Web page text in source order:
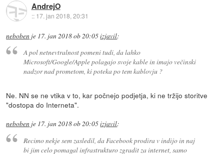
AndrejO
:: 17. jan 2018, 20:31
neboben je 17. jan 2018 ob 20:05izjavil:
A pol netnevtralnost pomeni tudi, da lahko
Microsoft/Google/Apple polagajo svoje kable in imajo večinski
nadzor nad prometom, ki poteka po tem kablovju ?
Ne. NN se ne vtika v to, kar počnejo podjetja, ki ne tržijo storitve
"dostopa do Interneta".
neboben je 17. jan 2018 ob 20:05izjavil:
Recimo nekje sem zasledil, da Facebook prodira v indijo in naj
bi jim celo pomagal infrastrukturo zgradit za internet, samo